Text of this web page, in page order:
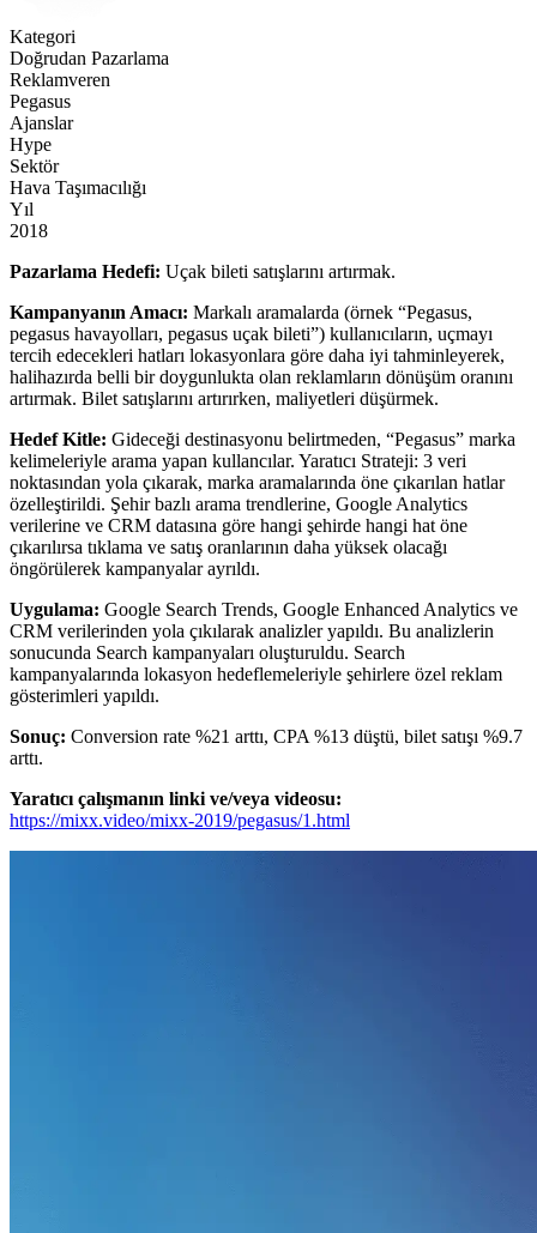
Kategori
Doğrudan Pazarlama
Reklamveren
Pegasus
Ajanslar
Hype
Sektör
Hava Taşımacılığı
Yıl
2018
Pazarlama Hedefi: Uçak bileti satışlarını artırmak.
Kampanyanın Amacı: Markalı aramalarda (örnek “Pegasus,
pegasus havayolları, pegasus uçak bileti”) kullanıcıların, uçmayı
tercih edecekleri hatları lokasyonlara göre daha iyi tahminleyerek,
halihazırda belli bir doygunlukta olan reklamların dönüşüm oranını
artırmak. Bilet satışlarını artırırken, maliyetleri düşürmek.
Hedef Kitle: Gideceği destinasyonu belirtmeden, “Pegasus” marka
kelimeleriyle arama yapan kullancılar. Yaratıcı Strateji: 3 veri
noktasından yola çıkarak, marka aramalarında öne çıkarılan hatlar
özelleştirildi. Şehir bazlı arama trendlerine, Google Analytics
verilerine ve CRM datasına göre hangi şehirde hangi hat öne
çıkarılırsa tıklama ve satış oranlarının daha yüksek olacağı
öngörülerek kampanyalar ayrıldı.
Uygulama: Google Search Trends, Google Enhanced Analytics ve
CRM verilerinden yola çıkılarak analizler yapıldı. Bu analizlerin
sonucunda Search kampanyaları oluşturuldu. Search
kampanyalarında lokasyon hedeflemeleriyle şehirlere özel reklam
gösterimleri yapıldı.
Sonuç: Conversion rate %21 arttı, CPA %13 düştü, bilet satışı %9.7
arttı.
Yaratıcı çalışmanın linki ve/veya videosu:
https://mixx.video/mixx-2019/pegasus/1.html